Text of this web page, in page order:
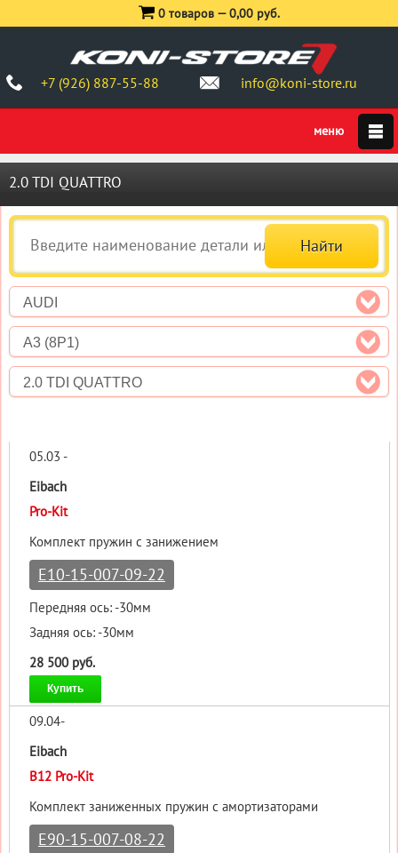
+7 (926) 887-55-88 info@koni-store.ru
0 товаров —0,00 руб.
2.0 TDI QUATTRO
AUDI
A3 (8P1)
2.0 TDI QUATTRO
05.03 -
Eibach
Pro-Kit
Комплект пружин с занижением
E10-15-007-09-22
Передняя ось: -30мм
Задняя ось: -30мм
28 500 руб.
Купить
09.04-
Eibach
B12 Pro-Kit
Комплект заниженных пружин с амортизаторами
E90-15-007-08-22